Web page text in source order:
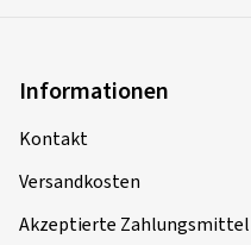
Informationen
Kontakt
Versandkosten
Akzeptierte Zahlungsmittel